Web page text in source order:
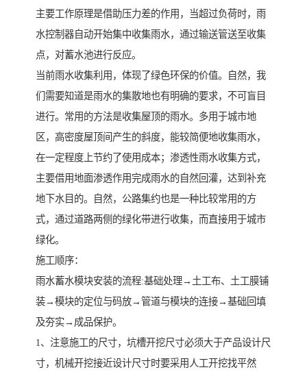
主要工作原理是借助压力差的作用，当超过负荷时，雨
水控制器自动开始集中收集雨水，通过输送管送至收集
点，对蓄水池进行反应。
当前雨水收集利用，体现了绿色环保的价值。自然，我
们需要知道是雨水的集散地也有明确的要求，不可盲目
进行。常用的方法是收集屋顶的雨水。多用于城市地
区，高密度屋顶间产生的斜度，能较简便地收集雨水，
在一定程度上节约了使用成本；渗透性雨水收集方式，
主要借用地面渗透作用完成雨水的自然回灌，达到补充
地下水目的。自然，公路集约也是一种比较常用的方
式，通过道路两侧的绿化带进行收集，而直接用于城市
绿化。
施工顺序：
雨水蓄水模块安装的流程:基础处理→土工布、土工膜铺
装→模块的定位与码放→管道与模块的连接→基础回填
及夯实→成品保护。
1、注意施工的尺寸，坑槽开挖尺寸必须大于产品设计尺
寸，机械开挖接近设计尺寸时要采用人工开挖找平然